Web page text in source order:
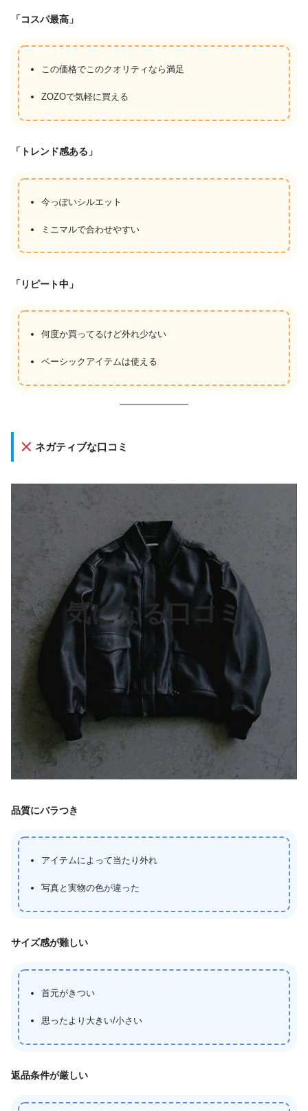
「コスパ最高」
この価格でこのクオリティなら満足
ZOZOで気軽に買える
「トレンド感ある」
今っぽいシルエット
ミニマルで合わせやすい
「リピート中」
何度か買ってるけど外れ少ない
ベーシックアイテムは使える
ネガティブな口コミ
気になる口コミ
品質にバラつき
アイテムによって当たり外れ
写真と実物の色が違った
サイズ感が難しい
首元がきつい
思ったより大きい/小さい
返品条件が厳しい